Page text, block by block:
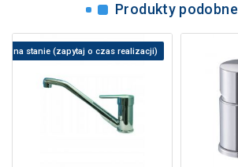
Produkty podobne
na stanie (zapytaj o czas realizacji)